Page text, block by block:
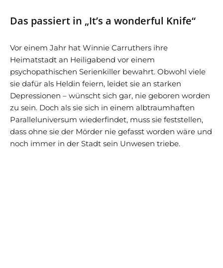
Das passiert in „It’s a wonderful Knife“
Vor einem Jahr hat Winnie Carruthers ihre
Heimatstadt an Heiligabend vor einem
psychopathischen Serienkiller bewahrt. Obwohl viele
sie dafür als Heldin feiern, leidet sie an starken
Depressionen – wünscht sich gar, nie geboren worden
zu sein. Doch als sie sich in einem albtraumhaften
Paralleluniversum wiederfindet, muss sie feststellen,
dass ohne sie der Mörder nie gefasst worden wäre und
noch immer in der Stadt sein Unwesen triebe.